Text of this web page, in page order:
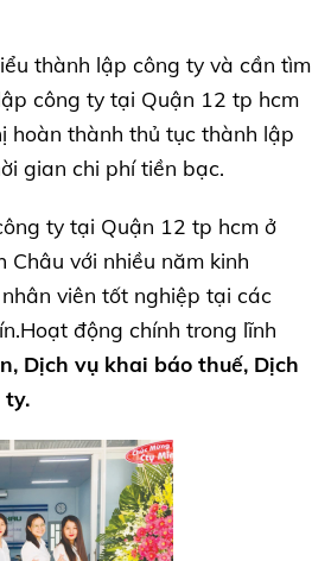
thành lập công ty và cần tìm
công ty tại Quận 12 tp hcm
hoàn thành thủ tục thành lập
gian chi phí tiền bạc.
ty tại Quận 12 tp hcm ở
Châu với nhiều năm kinh
viên tốt nghiệp tại các
động chính trong lĩnh
Dịch vụ khai báo thuế, Dịch
ty.